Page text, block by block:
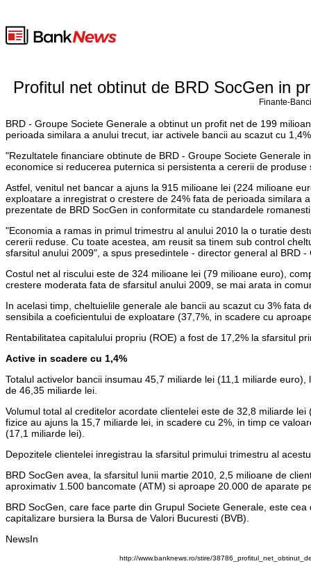
Profitul net obtinut de BRD SocGen in
Finante-
BRD - Groupe Societe Generale a obtinut un profit net de 199
perioada similara a anului trecut, iar activele bancii au scazut cu
"Rezultatele financiare obtinute de BRD - Groupe Societe Generale
economice si reducerea puternica si persistenta a cererii de
Astfel, venitul net bancar a ajuns la 915 milioane lei (224 milioane
exploatare a inregistrat o crestere de 24% fata de perioada similara
prezentate de BRD SocGen in conformitate cu standardele
"Economia a ramas in primul trimestru al anului 2010 la o turatie
cererii reduse. Cu toate acestea, am reusit sa tinem sub control
sfarsitul anului 2009", a spus presedintele - director general al BRD
Costul net al riscului este de 324 milioane lei (79 milioane euro),
crestere moderata fata de sfarsitul anului 2009, se mai arata in
In acelasi timp, cheltuielile generale ale bancii au scazut cu 3% fata
sensibila a coeficientului de exploatare (37,7%, in scadere cu
Rentabilitatea capitalului propriu (ROE) a fost de 17,2% la sfarsitul
Active in scadere cu 1,4%
Totalul activelor bancii insumau 45,7 miliarde lei (11,1 miliarde
de 46,35 miliarde lei.
Volumul total al creditelor acordate clientelei este de 32,8 miliarde
fizice au ajuns la 15,7 miliarde lei, in scadere cu 2%, in timp ce
(17,1 miliarde lei).
Depozitele clientelei inregistrau la sfarsitul primului trimestru al
BRD SocGen avea, la sfarsitul lunii martie 2010, 2,5 milioane de
aproximativ 1.500 bancomate (ATM) si aproape 20.000 de aparate
BRD SocGen, care face parte din Grupul Societe Generale, este
capitalizare bursiera la Bursa de Valori Bucuresti (BVB).
NewsIn
http://www.banknews.ro/stire/